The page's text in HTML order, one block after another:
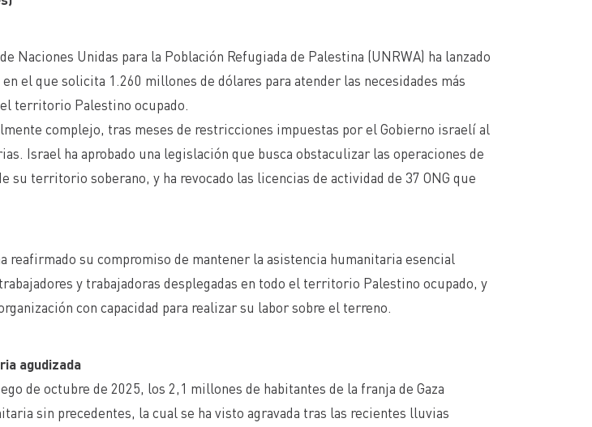
Naciones Unidas para la Población Refugiada de Palestina (UNRWA) ha lanzado
el que solicita 1.260 millones de dólares para atender las necesidades más
territorio Palestino ocupado.
complejo, tras meses de restricciones impuestas por el Gobierno israelí al
Israel ha aprobado una legislación que busca obstaculizar las operaciones de
su territorio soberano, y ha revocado las licencias de actividad de 37 ONG que
reafirmado su compromiso de mantener la asistencia humanitaria esencial
y trabajadoras desplegadas en todo el territorio Palestino ocupado, y
con capacidad para realizar su labor sobre el terreno.
agudizada
de octubre de 2025, los 2,1 millones de habitantes de la franja de Gaza
sin precedentes, la cual se ha visto agravada tras las recientes lluvias
Palestina a la sociedad española.